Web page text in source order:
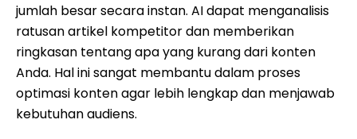
jumlah besar secara instan. AI dapat menganalisis
ratusan artikel kompetitor dan memberikan
ringkasan tentang apa yang kurang dari konten
Anda. Hal ini sangat membantu dalam proses
optimasi konten agar lebih lengkap dan menjawab
kebutuhan audiens.